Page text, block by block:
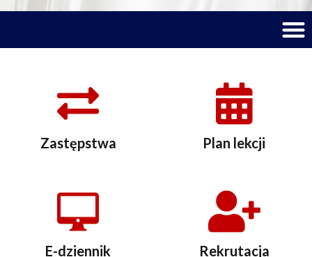
Zastępstwa Plan lekcji
E-dziennik Rekrutacja